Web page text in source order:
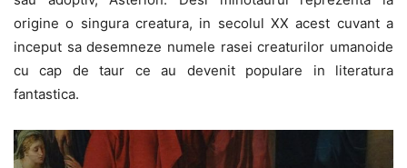
origine o singura creatura, in secolul XX acest cuvant a
inceput sa desemneze numele rasei creaturilor umanoide
cu cap de taur ce au devenit populare in literatura
fantastica.